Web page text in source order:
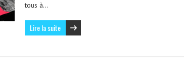
tous à…
Lire la suite